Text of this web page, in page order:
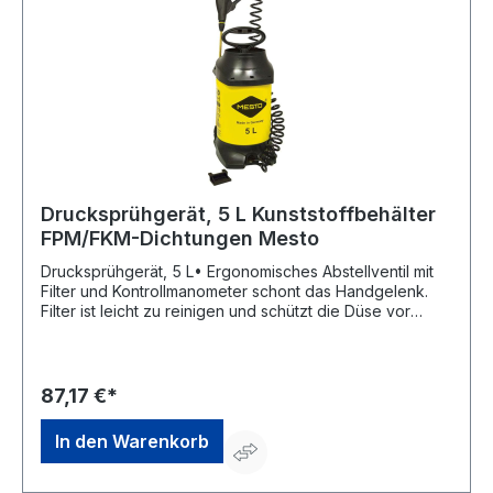
Drucksprühgerät, 5 L Kunststoffbehälter
FPM/FKM-Dichtungen Mesto
Drucksprühgerät, 5 L• Ergonomisches Abstellventil mit
Filter und Kontrollmanometer schont das Handgelenk.
Filter ist leicht zu reinigen und schützt die Düse vor
Extra große Einfüllöffnung mit integriertem Einfülltrichter
für einfaches Befüllen und Entleeren ohne Verschütten •
Fuß mit Fußtritt für stabilen Stand beim Pumpen • Spritz-
und Verlängerungsrohrhalter zur platzsparenden und
sicheren Aufbewahrung • Wandhalterung zur
87,17 €*
In den Warenkorb